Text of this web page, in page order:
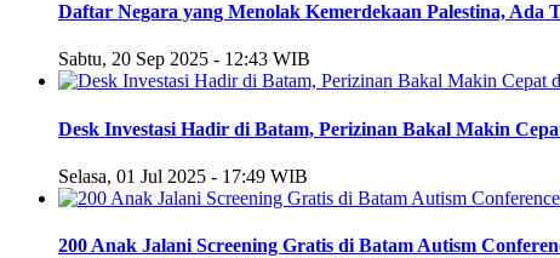
Daftar Negara yang Menolak Kemerdekaan Palestina, Ada
Sabtu, 20 Sep 2025 - 12:43 WIB
Desk Investasi Hadir di Batam, Perizinan Bakal Makin
Selasa, 01 Jul 2025 - 17:49 WIB
200 Anak Jalani Screening Gratis di Batam Autism